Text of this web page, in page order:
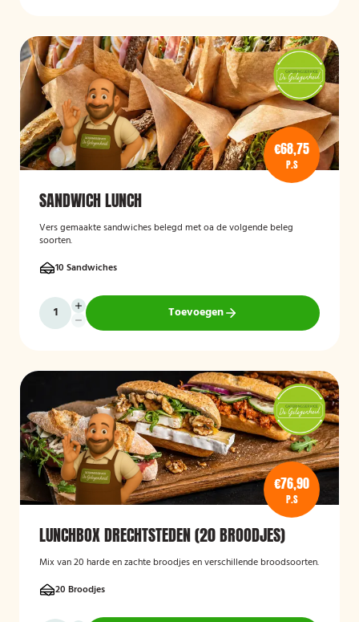
€68,75
P.S
SANDWICH LUNCH
Vers gemaakte sandwiches belegd met oa de volgende beleg
soorten.
10 Sandwiches
Toevoegen
€76,90
P.S
LUNCHBOX DRECHTSTEDEN (20 BROODJES)
Mix van 20 harde en zachte broodjes en verschillende broodsoorten.
20 Broodjes